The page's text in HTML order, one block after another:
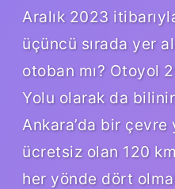
Aralık 2023
üçüncü sırada yer
otoban mı? Otoyol
Yolu olarak da
Ankara’da bir çevre
ücretsiz olan 120
her yönde dört